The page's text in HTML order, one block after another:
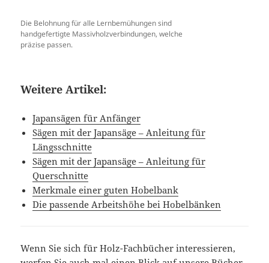
Die Belohnung für alle Lernbemühungen sind
handgefertigte Massivholzverbindungen, welche
präzise passen.
Weitere Artikel:
Japansägen für Anfänger
Sägen mit der Japansäge – Anleitung für
Längsschnitte
Sägen mit der Japansäge – Anleitung für
Querschnitte
Merkmale einer guten Hobelbank
Die passende Arbeitshöhe bei Hobelbänken
Wenn Sie sich für Holz-Fachbücher interessieren,